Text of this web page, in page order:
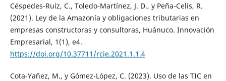
Céspedes-Ruíz, C., Toledo-Martínez, J. D., y Peña-Celis, R.
(2021). Ley de la Amazonía y obligaciones tributarias en
empresas constructoras y consultoras, Huánuco. Innovación
Empresarial, 1(1), e4.
https://doi.org/10.37711/rcie.2021.1.1.4
Cota-Yañez, M., y Gómez-López, C. (2023). Uso de las TIC en